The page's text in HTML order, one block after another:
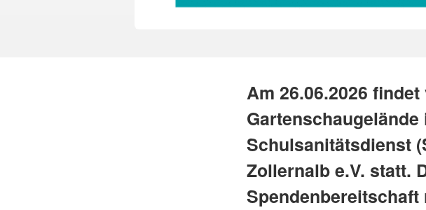
Am 26.06.2026
Schulsanitätsdienst
Zollernalb e.V. statt.